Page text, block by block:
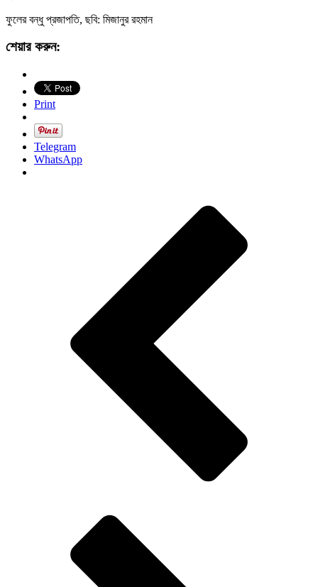
ফুলের বন্ধু প্রজাপতি, ছবি: মিজানুর রহমান
শেয়ার করুন:
Print
Telegram
WhatsApp